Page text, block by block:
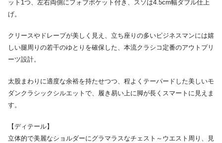
ット1つ、左右両側にフォブポケット付き、スソは4.5cm幅ダブル仕上
げ。
クリースやドレープが美しく見え、立ち座りの多いビジネスマンには嬉
しい腿周りの若干のゆとりを確保した、本流クラシコ定番のアウトプリ
ーツ設計。
太股まわりに適度な余裕を持たせつつ、程よくテーパードした美しいモ
ダンクラシックシルエットで、履き易い上に脚が長くスマートに見えま
す。
【ディテール】
立体的で美麗なショルダーにグラマラスなチェスト～ウエスト周り、見